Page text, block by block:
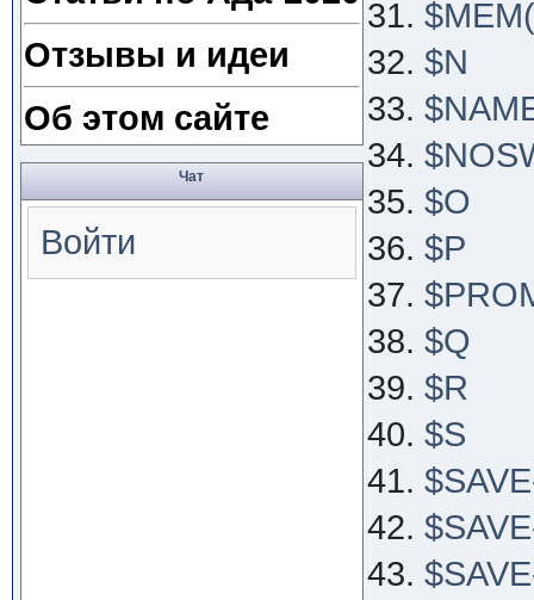
Отзывы и идеи
Об этом сайте
Чат
Войти
$N
$O
$P
$Q
$R
$S